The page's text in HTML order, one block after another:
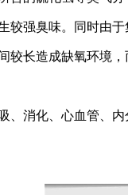
臭味。同时由于
长造成缺氧环境，
消化、心血管、内